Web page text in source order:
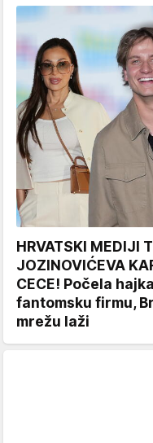
HRVATSKI MEDIJI
JOZINOVIĆEVA
CECE! Počela
fantomsku firmu,
mrežu laži